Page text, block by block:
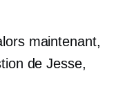
maintenant,
de Jesse,